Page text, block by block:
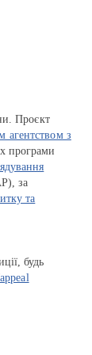
Проєкт
агентством з
програми
за
та
будь